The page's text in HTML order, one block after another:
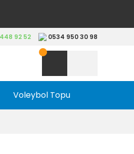
92 52 0534 950 30 98
Voleybol Topu